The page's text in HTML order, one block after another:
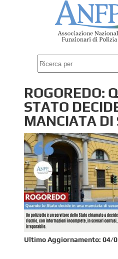
ROGOREDO:
STATO
MANCIATA DI
Ultimo Aggiornamento: 04/